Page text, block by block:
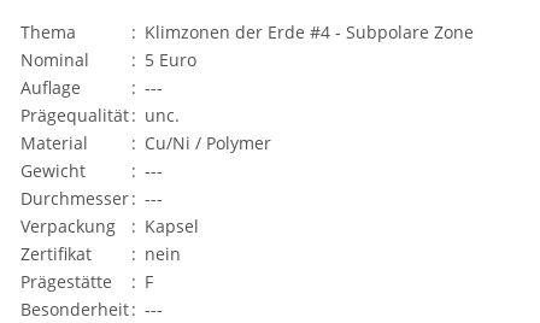
Thema
: Klimzonen der Erde #4 - Subpolare Zone
Nominal
: 5 Euro
Auflage
: ---
Prägequalität: unc.
Material
: Cu/Ni / Polymer
Gewicht
: ---
Durchmesser: ---
Verpackung
: Kapsel
Zertifikat
: nein
Prägestätte
: F
Besonderheit: ---